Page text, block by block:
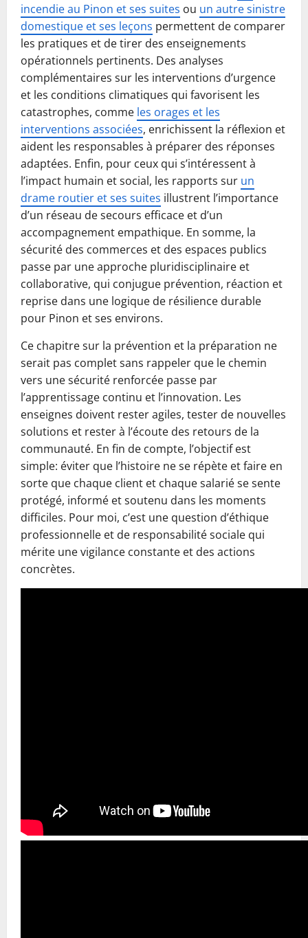
incendie au Pinon et ses suites ou un autre sinistre
domestique et ses leçons permettent de comparer
les pratiques et de tirer des enseignements
opérationnels pertinents. Des analyses
complémentaires sur les interventions d’urgence
et les conditions climatiques qui favorisent les
catastrophes, comme les orages et les
interventions associées, enrichissent la réflexion et
aident les responsables à préparer des réponses
adaptées. Enfin, pour ceux qui s’intéressent à
l’impact humain et social, les rapports sur un
drame routier et ses suites illustrent l’importance
d’un réseau de secours efficace et d’un
accompagnement empathique. En somme, la
sécurité des commerces et des espaces publics
passe par une approche pluridisciplinaire et
collaborative, qui conjugue prévention, réaction et
reprise dans une logique de résilience durable
pour Pinon et ses environs.
Ce chapitre sur la prévention et la préparation ne
serait pas complet sans rappeler que le chemin
vers une sécurité renforcée passe par
l’apprentissage continu et l’innovation. Les
enseignes doivent rester agiles, tester de nouvelles
solutions et rester à l’écoute des retours de la
communauté. En fin de compte, l’objectif est
simple: éviter que l’histoire ne se répète et faire en
sorte que chaque client et chaque salarié se sente
protégé, informé et soutenu dans les moments
difficiles. Pour moi, c’est une question d’éthique
professionnelle et de responsabilité sociale qui
mérite une vigilance constante et des actions
concrètes.